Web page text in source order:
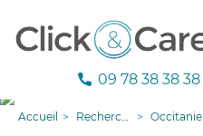
09 78 38 38 38
Accueil Recherche aide à domicile Occitanie